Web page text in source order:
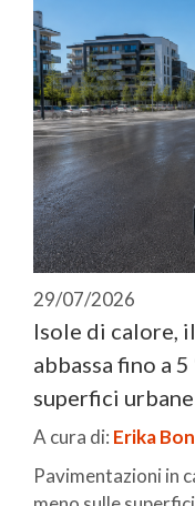
29/07/2026
Isole di calore,
abbassa fino a
superfici urbane
A cura di: Erika
Pavimentazioni in